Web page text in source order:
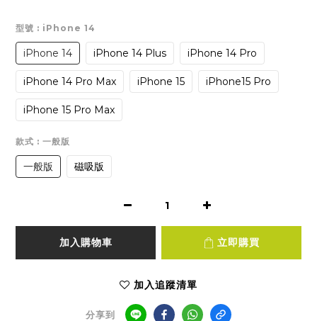
型號 : iPhone 14
iPhone 14 iPhone 14 Plus iPhone 14 Pro
iPhone 14 Pro Max iPhone 15 iPhone15 Pro
iPhone 15 Pro Max
款式 : 一般版
一般版 磁吸版
加入購物車 立即購買
加入追蹤清單
分享到